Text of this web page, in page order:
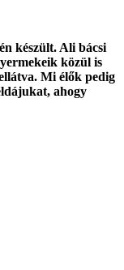
készült. Ali bácsi
közül is
Mi élők pedig
ahogy